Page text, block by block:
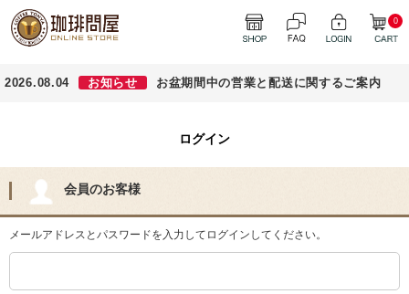
0
2026.08.04 お知らせ お盆期間中の営業と配送に関するご案内
ログイン
会員のお客様
メールアドレスとパスワードを入力してログインしてください。